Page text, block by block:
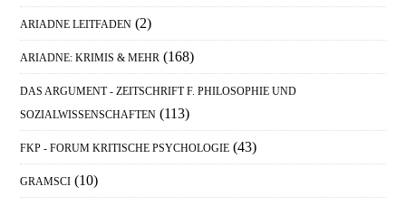
ARIADNE LEITFADEN (2)
ARIADNE: KRIMIS & MEHR (168)
DAS ARGUMENT - ZEITSCHRIFT F. PHILOSOPHIE UND
SOZIALWISSENSCHAFTEN (113)
FKP - FORUM KRITISCHE PSYCHOLOGIE (43)
GRAMSCI (10)